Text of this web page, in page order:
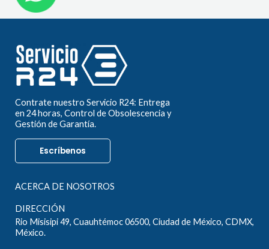
Contrate nuestro Servicio R24: Entrega
en 24 horas, Control de Obsolescencia y
Gestión de Garantía.
Escríbenos
ACERCA DE NOSOTROS
DIRECCIÓN
Rio Misisipi 49, Cuauhtémoc 06500, Ciudad de México, CDMX,
México.